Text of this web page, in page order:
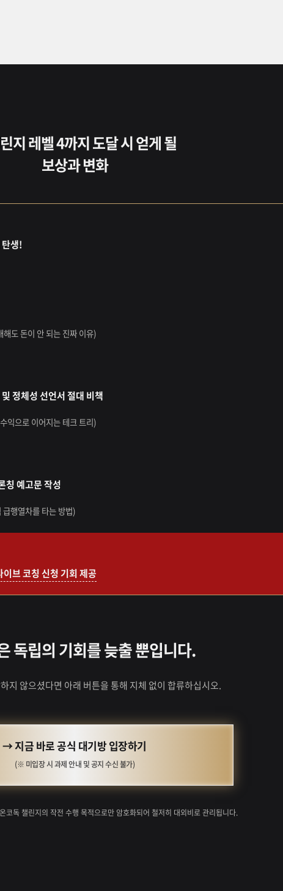
지 레벨 4까지 도달 시 얻게 될
보상과 변화
생!
도 돈이 안 되는 진짜 이유)
정체성 선언서 절대 비책
으로 이어지는 테크 트리)
칭 예고문 작성
행열차를 타는 방법)
브 코칭 신청 기회 제공
독립의 기회를 늦출 뿐입니다.
지 않으셨다면 아래 버튼을 통해 지체 없이 합류하십시오.
→ 지금 바로 공식 대기방 입장하기
(※ 미입장 시 과제 안내 및 공지 수신 불가)
코독 챌린지의 작전 수행 목적으로만 암호화되어 철저히 대외비로 관리됩니다.